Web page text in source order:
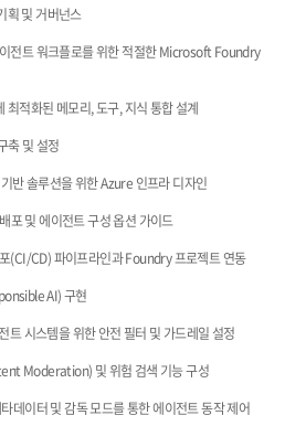
획 및 거버넌스
전트 워크플로를 위한 적절한 Microsoft Foundry
최적화된 메모리, 도구, 지식 통합 설계
축 및 설정
반 솔루션을 위한 Azure 인프라 디자인
포 및 에이전트 구성 옵션 가이드
(CI/CD) 파이프라인과 Foundry 프로젝트 연동
AI) 구현
트 시스템을 위한 안전 필터 및 가드레일 설정
Moderation) 및 위험 검색 기능 구성
데이터 및 감독 모드를 통한 에이전트 동작 제어